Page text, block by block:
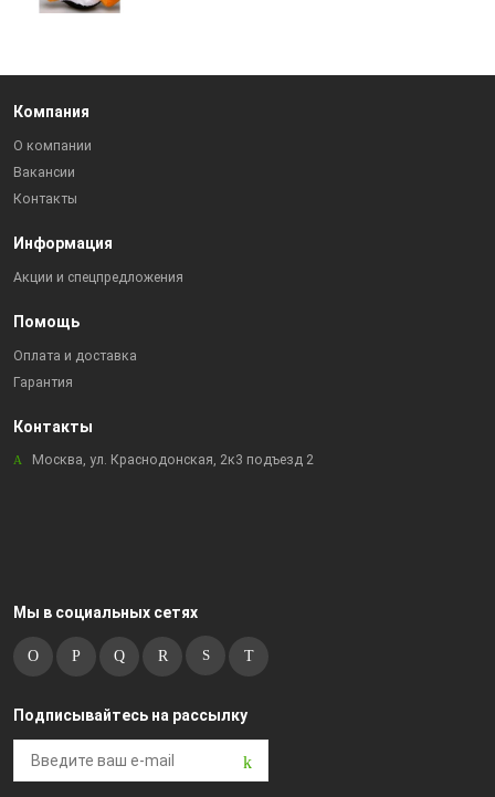
Компания
О компании
Вакансии
Контакты
Информация
Акции и спецпредложения
Помощь
Оплата и доставка
Гарантия
Контакты
Москва, ул. Краснодонская, 2к3 подъезд 2
Мы в социальных сетях
Подписывайтесь на рассылку